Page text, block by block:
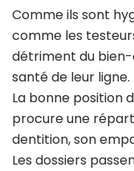
Comme ils sont
comme les
détriment du
santé de leur ligne.
La bonne position
procure une
dentition, son
Les dossiers